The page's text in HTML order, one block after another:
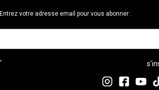
Entrez votre adresse email pour vous abonner :